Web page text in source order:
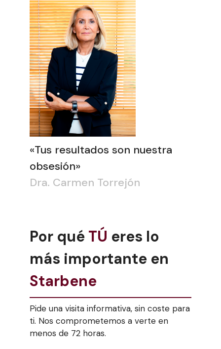
«Tus resultados son nuestra
obsesión»
Dra. Carmen Torrejón
Por qué TÚ eres lo
más importante en
Starbene
Pide una visita informativa, sin coste para
ti. Nos comprometemos a verte en
menos de 72 horas.